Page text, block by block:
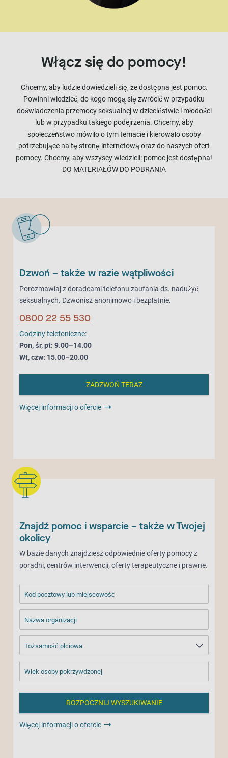
Włącz się do pomocy!
Chcemy, aby ludzie dowiedzieli się, że dostępna jest pomoc.
Powinni wiedzieć, do kogo mogą się zwrócić w przypadku
doświadczenia przemocy seksualnej w dzieciństwie i młodości
lub w przypadku takiego podejrzenia. Chcemy, aby
społeczeństwo mówiło o tym temacie i kierowało osoby
potrzebujące na tę stronę internetową oraz do naszych ofert
pomocy. Chcemy, aby wszyscy wiedzieli: pomoc jest dostępna!
DO MATERIAŁÓW DO POBRANIA
Dzwoń – także w razie wątpliwości
Porozmawiaj z doradcami telefonu zaufania ds. nadużyć
seksualnych. Dzwonisz anonimowo i bezpłatnie.
0800 22 55 530
Godziny telefoniczne:
Pon, śr, pt: 9.00–14.00
Wt, czw: 15.00–20.00
ZADZWOŃ TERAZ
Więcej informacji o ofercie
Znajdź pomoc i wsparcie – także w Twojej
okolicy
W bazie danych znajdziesz odpowiednie oferty pomocy z
poradni, centrów interwencji, oferty terapeutyczne i prawne.
Kod pocztowy lub miejscowość
Nazwa organizacji
Tożsamość płciowa
Wiek osoby pokrzywdzonej
Więcej informacji o ofercie